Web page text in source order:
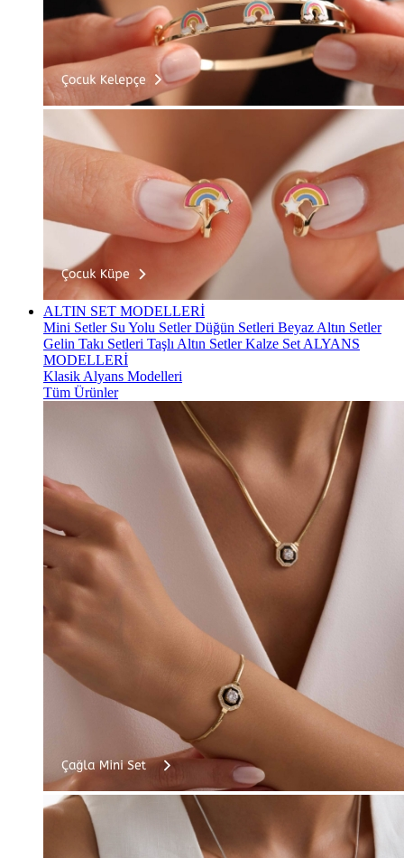
ALTIN SET MODELLERİ
Mini Setler Su Yolu SetlerDüğün Setleri Beyaz Altın Setler
Gelin Takı Setleri Taşlı Altın SetlerKalze Set ALYANS
MODELLERİ
Klasik Alyans Modelleri
Tüm Ürünler